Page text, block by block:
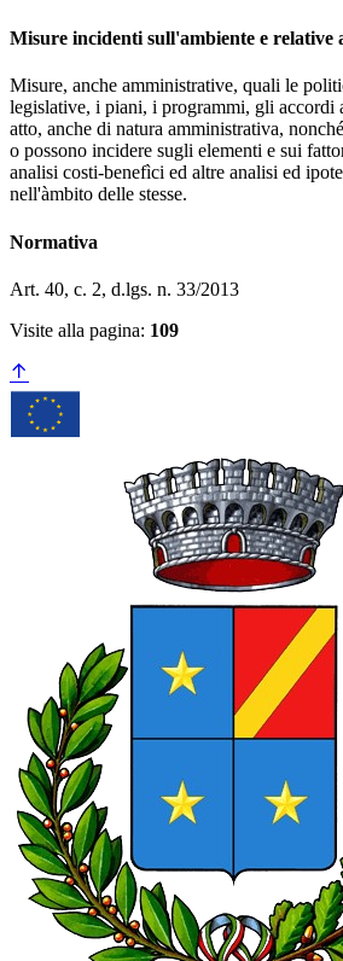
Misure incidenti sull'ambiente e relative
Misure, anche amministrative, quali le
legislative, i piani, i programmi, gli accordi
atto, anche di natura amministrativa,
o possono incidere sugli elementi e sui
analisi costi-benefìci ed altre analisi ed
nell'àmbito delle stesse.
Normativa
Art. 40, c. 2, d.lgs. n. 33/2013
Visite alla pagina: 109